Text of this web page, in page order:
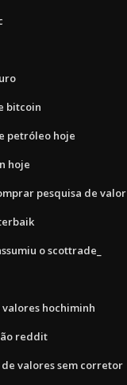
bitcoin
petróleo hoje
hoje
pesquisa de valor
o scottrade_
hochiminh
reddit
valores sem corretor